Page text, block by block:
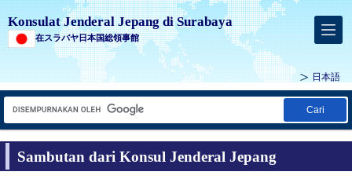
Konsulat Jenderal Jepang di Surabaya
在スラバヤ日本国総領事館
日本語
Cari
Sambutan dari Konsul Jenderal Jepang